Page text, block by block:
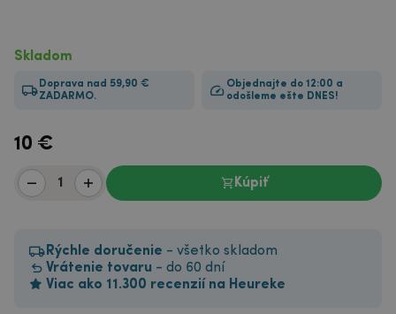
Skladom
Doprava nad 59,90 €
ZADARMO.
Objednajte do 12:00 a
odošleme ešte DNES!
10 €
Kúpiť
Rýchle doručenie - všetko skladom
Vrátenie tovaru - do 60 dní
Viac ako 11.300 recenzií na Heureke